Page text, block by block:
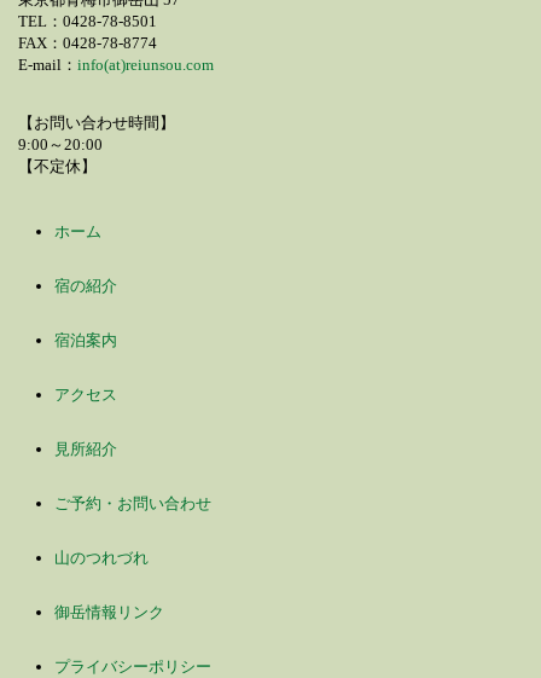
TEL：0428-78-8501
FAX：0428-78-8774
E-mail： info(at)reiunsou.com
【お問い合わせ時間】
9:00～20:00
【不定休】
ホーム
宿の紹介
宿泊案内
アクセス
見所紹介
ご予約・お問い合わせ
山のつれづれ
御岳情報リンク
プライバシーポリシー